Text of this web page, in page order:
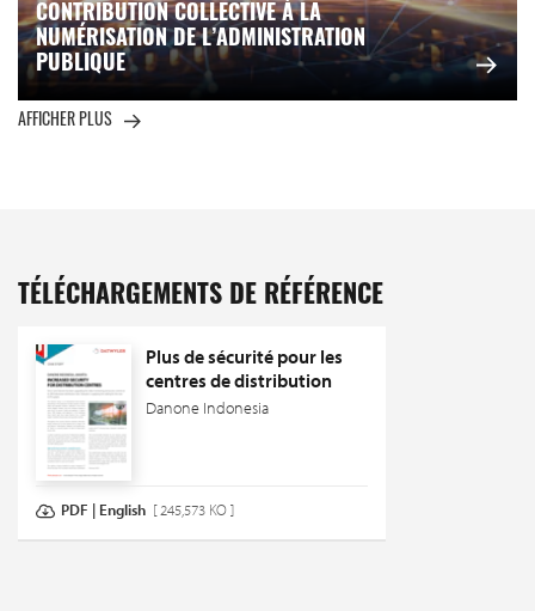
CONTRIBUTION COLLECTIVE À LA
NUMÉRISATION DE L’ADMINISTRATION
PUBLIQUE
AFFICHER PLUS
TÉLÉCHARGEMENTS DE RÉFÉRENCE
Plus de sécurité pour les
centres de distribution
Danone Indonesia
PDF | English [ 245,573 KO ]